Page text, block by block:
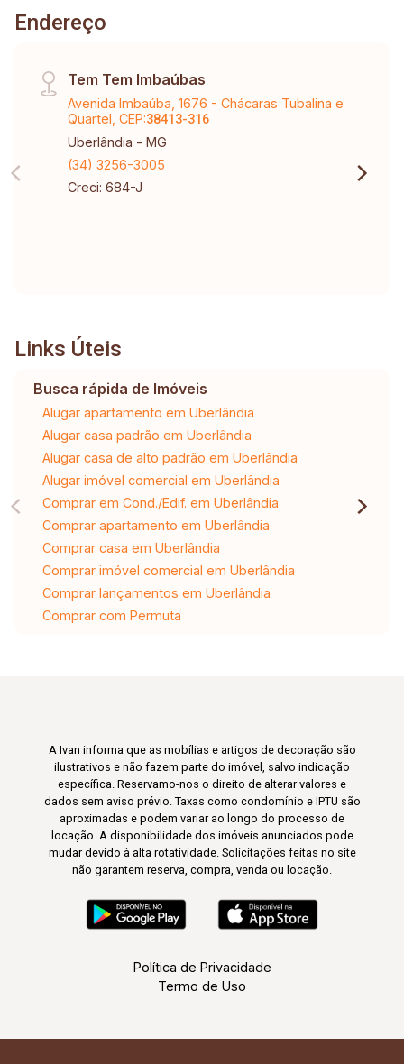
Endereço
Tem Tem Imbaúbas
Avenida Imbaúba, 1676 - Chácaras Tubalina e
Quartel, CEP:38413-316
Uberlândia - MG
(34) 3256-3005
Creci: 684-J
Links Úteis
Busca rápida de Imóveis
Alugar apartamento em Uberlândia
Alugar casa padrão em Uberlândia
Alugar casa de alto padrão em Uberlândia
Alugar imóvel comercial em Uberlândia
Comprar em Cond./Edif. em Uberlândia
Comprar apartamento em Uberlândia
Comprar casa em Uberlândia
Comprar imóvel comercial em Uberlândia
Comprar lançamentos em Uberlândia
Comprar com Permuta
A Ivan informa que as mobílias e artigos de decoração são
ilustrativos e não fazem parte do imóvel, salvo indicação
específica. Reservamo-nos o direito de alterar valores e
dados sem aviso prévio. Taxas como condomínio e IPTU são
aproximadas e podem variar ao longo do processo de
locação. A disponibilidade dos imóveis anunciados pode
mudar devido à alta rotatividade. Solicitações feitas no site
não garantem reserva, compra, venda ou locação.
Política de Privacidade
Termo de Uso